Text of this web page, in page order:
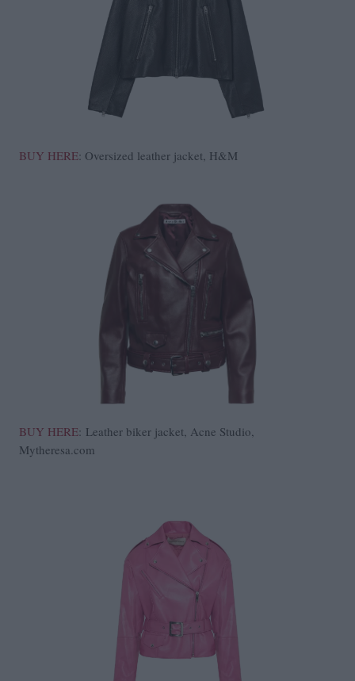
BUY HERE: Oversized leather jacket, H&M
BUY HERE: Leather biker jacket, Acne Studio,
Mytheresa.com